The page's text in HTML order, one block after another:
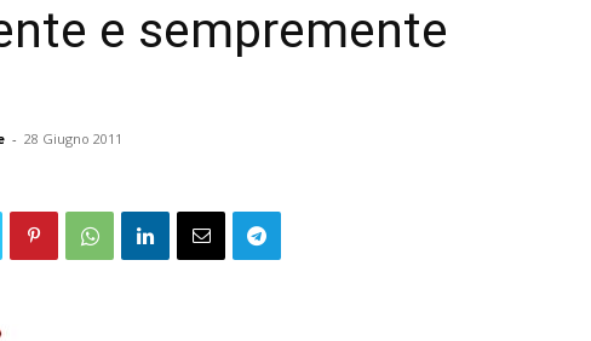
e sempremente
- 28 Giugno 2011